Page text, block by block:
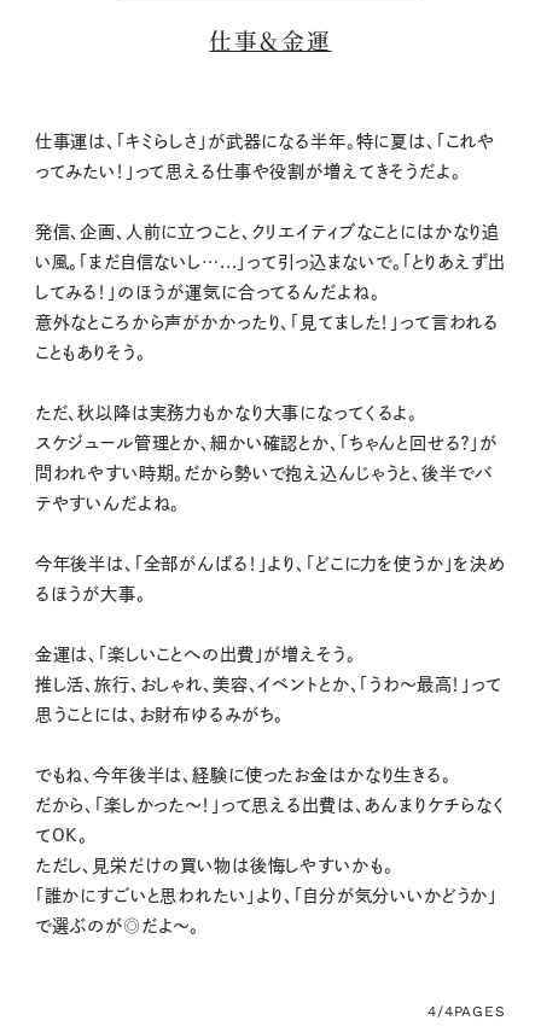
仕事＆金運
仕事運は、「キミらしさ」が武器になる半年。特に夏は、「これや
ってみたい！」って思える仕事や役割が増えてきそうだよ。
発信、企画、人前に立つこと、クリエイティブなことにはかなり追
い風。「まだ自信ないし…...」って引っ込まないで。「とりあえず出
してみる！」のほうが運気に合ってるんだよね。
意外なところから声がかかったり、「見てました！」って言われる
こともありそう。
ただ、秋以降は実務力もかなり大事になってくるよ。
スケジュール管理とか、細かい確認とか、「ちゃんと回せる？」が
問われやすい時期。だから勢いで抱え込んじゃうと、後半でバ
テやすいんだよね。
今年後半は、「全部がんばる！」より、「どこに力を使うか」を決め
るほうが大事。
金運は、「楽しいことへの出費」が増えそう。
推し活、旅行、おしゃれ、美容、イベントとか、「うわ〜最高！」って
思うことには、お財布ゆるみがち。
でもね、今年後半は、経験に使ったお金はかなり生きる。
だから、「楽しかった〜！」って思える出費は、あんまりケチらなく
てOK。
ただし、見栄だけの買い物は後悔しやすいかも。
「誰かにすごいと思われたい」より、「自分が気分いいかどうか」
で選ぶのが◎だよ〜。
4/4PAGES